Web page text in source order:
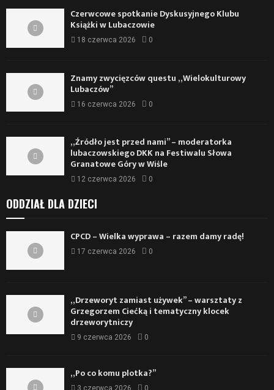
Czerwcowe spotkanie Dyskusyjnego Klubu
Książki w Lubaczowie
18 czerwca 2026 0
Znamy zwycięzców questu „Wielokulturowy
Lubaczów”
16 czerwca 2026 0
„Źródło jest przed nami” – moderatorka
lubaczowskiego DKK na Festiwalu Słowa
Granatowe Góry w Wiśle
12 czerwca 2026 0
ODDZIAŁ DLA DZIECI
CPCD – Wielka wyprawa – razem damy radę!
17 czerwca 2026 0
„Drzeworyt zamiast używek” – warsztaty z
Grzegorzem Ciećką i tematyczny klocek
drzeworytniczy
9 czerwca 2026 0
„Po co komu plotka?”